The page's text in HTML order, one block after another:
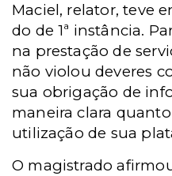
Maciel, relator, teve
do de 1ª instância.
na prestação de
não violou deveres
sua obrigação de
maneira clara
utilização de sua
O magistrado